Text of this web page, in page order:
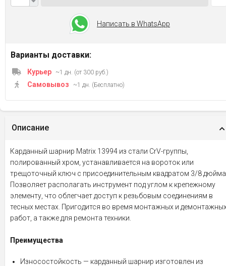
Написать в WhatsApp
Варианты доставки:
Курьер ~1 дн. (от 300 руб.)
Самовывоз ~1 дн. (Бесплатно)
Описание
Карданный шарнир Matrix 13994 из стали CrV-группы,
полированный хром, устанавливается на вороток или
трещоточный ключ с присоединительным квадратом 3/8
Позволяет располагать инструмент под углом к крепежному
элементу, что облегчает доступ к резьбовым соединениям в
тесных местах. Пригодится во время монтажных и
работ, а также для ремонта техники.
Преимущества
Износостойкость — карданный шарнир изготовлен из